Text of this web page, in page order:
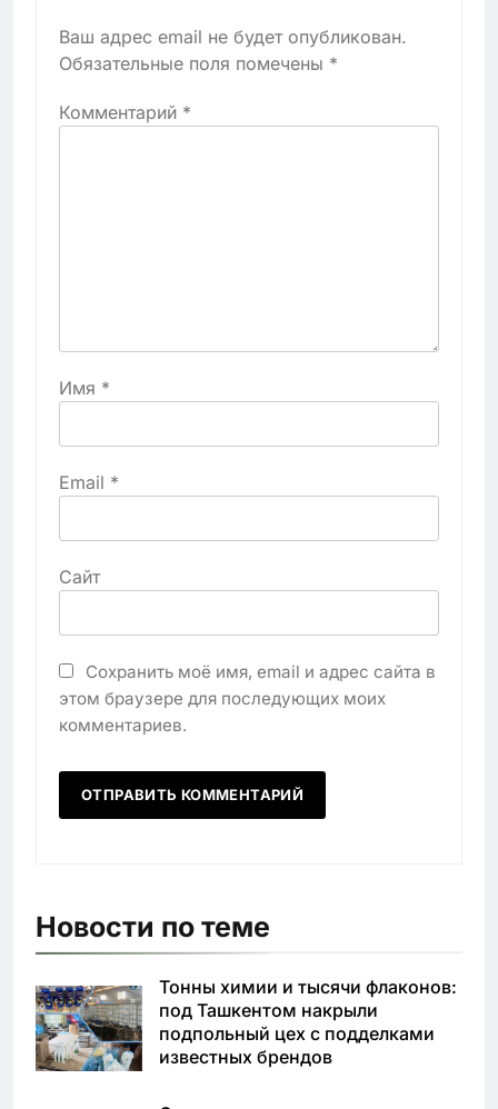
Ваш адрес email не будет опубликован.
Обязательные поля помечены *
Комментарий *
Имя *
Email *
Сайт
Сохранить моё имя, email и адрес сайта в
этом браузере для последующих моих
комментариев.
Новости по теме
Тонны химии и тысячи флаконов:
под Ташкентом накрыли
подпольный цех с подделками
известных брендов